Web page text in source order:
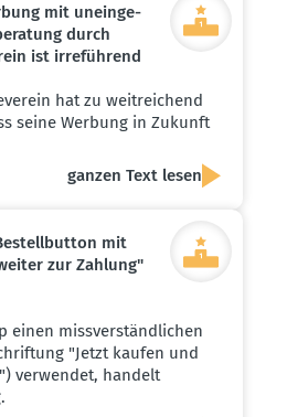
mit unein­ge­
durch
ist irreführend
hat zu weitreichend
seine Werbung in Zukunft
ganzen Text lesen
mit
zur Zahlung"
einen missverständlichen
"Jetzt kaufen und
verwendet, handelt